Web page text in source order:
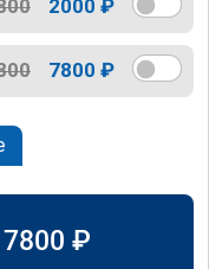
2000 ₽
7800 ₽
₽